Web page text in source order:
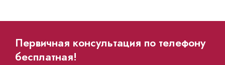
Первичная консультация по телефону
бесплатная!